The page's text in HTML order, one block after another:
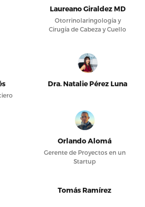
Laureano Giraldez MD
Otorrinolaringología y
Cirugía de Cabeza y Cuello
Dra. Natalie Pérez Luna
Orlando Alomá
Gerente de Proyectos en un
Startup
Tomás Ramírez